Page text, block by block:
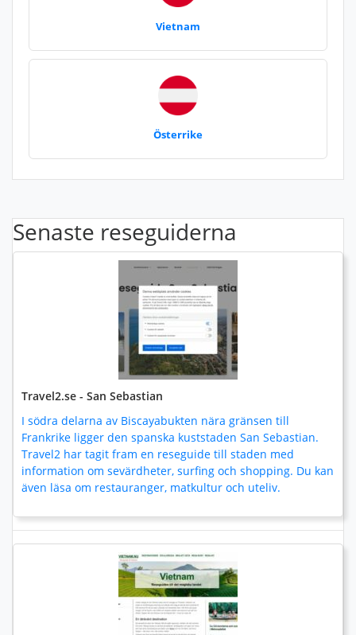
Vietnam
Österrike
Senaste reseguiderna
Travel2.se - San Sebastian
I södra delarna av Biscayabukten nära gränsen till
Frankrike ligger den spanska kuststaden San Sebastian.
Travel2 har tagit fram en reseguide till staden med
information om sevärdheter, surfing och shopping. Du kan
även läsa om restauranger, matkultur och uteliv.